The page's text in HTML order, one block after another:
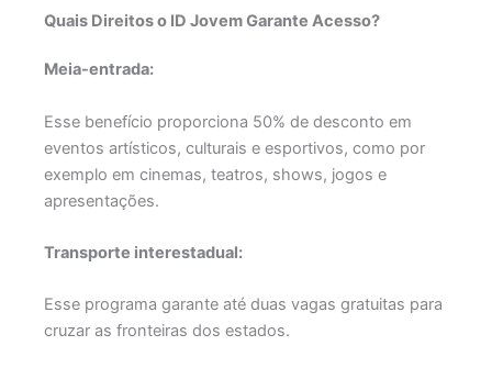
Quais Direitos o ID Jovem Garante Acesso?
Meia-entrada:
Esse benefício proporciona 50% de desconto em
eventos artísticos, culturais e esportivos, como por
exemplo em cinemas, teatros, shows, jogos e
apresentações.
Transporte interestadual:
Esse programa garante até duas vagas gratuitas para
cruzar as fronteiras dos estados.